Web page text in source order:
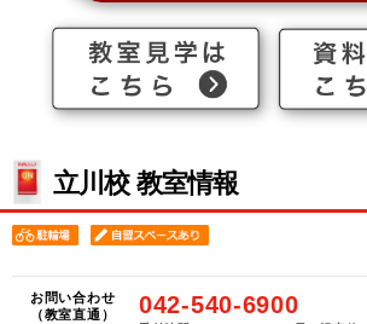
立川校 教室情報
お問い合わせ
（教室直通）
042-540-6900